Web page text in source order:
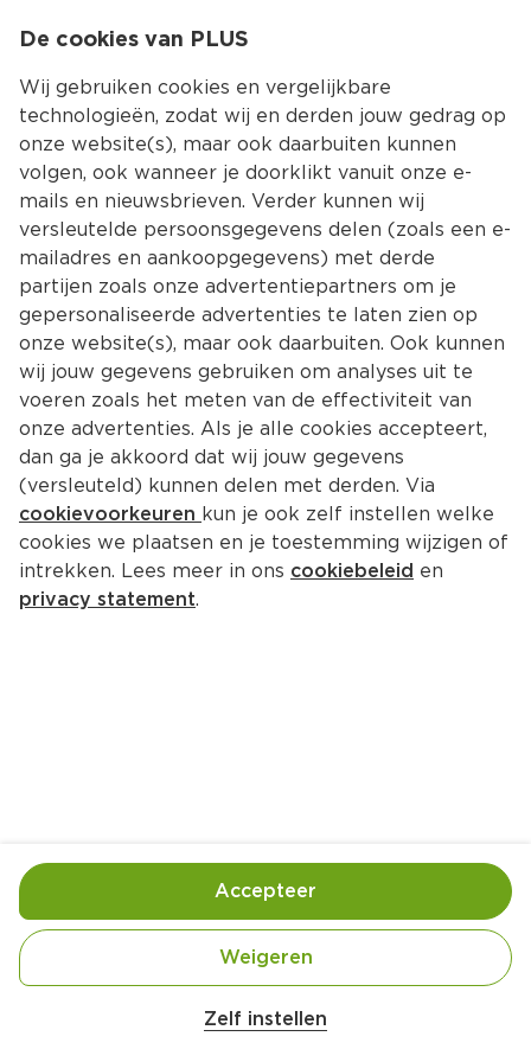
Kies jouw
Ingrediënten Bereiding
1 kleine pompoen (in dunne schijfjes, met oranje
De cookies van PLUS
Wij gebruiken cookies en vergelijkbare
technologieën, zodat wij en derden jouw gedrag op
onze website(s), maar ook daarbuiten kunnen
volgen, ook wanneer je doorklikt vanuit onze e-
mails en nieuwsbrieven. Verder kunnen wij
versleutelde persoonsgegevens delen (zoals een e-
mailadres en aankoopgegevens) met derde
partijen zoals onze advertentiepartners om je
gepersonaliseerde advertenties te laten zien op
onze website(s), maar ook daarbuiten. Ook kunnen
wij jouw gegevens gebruiken om analyses uit te
voeren zoals het meten van de effectiviteit van
onze advertenties. Als je alle cookies accepteert,
dan ga je akkoord dat wij jouw gegevens
(versleuteld) kunnen delen met derden. Via
cookievoorkeuren kun je ook zelf instellen welke
cookies we plaatsen en je toestemming wijzigen of
intrekken. Lees meer in ons cookiebeleid en
privacy statement.
Zelf instellen
Weigeren
Accepteer